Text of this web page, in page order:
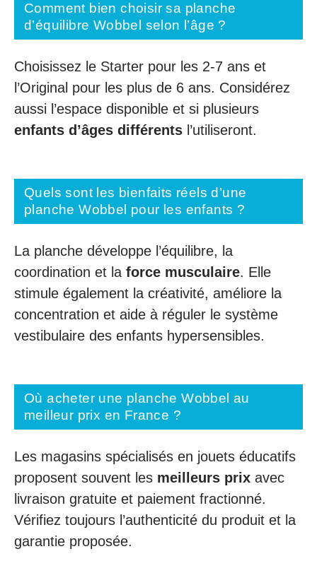
Comment bien choisir sa planche
d’équilibre Wobbel selon l’âge ?
Choisissez le Starter pour les 2-7 ans et
l’Original pour les plus de 6 ans. Considérez
aussi l’espace disponible et si plusieurs
enfants d’âges différents l’utiliseront.
Quels sont les bienfaits réels d’une
planche Wobbel pour les enfants ?
La planche développe l’équilibre, la
coordination et la force musculaire. Elle
stimule également la créativité, améliore la
concentration et aide à réguler le système
vestibulaire des enfants hypersensibles.
Où acheter une planche Wobbel au
meilleur prix en France ?
Les magasins spécialisés en jouets éducatifs
proposent souvent les meilleurs prix avec
livraison gratuite et paiement fractionné.
Vérifiez toujours l’authenticité du produit et la
garantie proposée.